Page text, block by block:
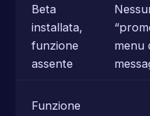
Beta
installata,
funzione
assente
menu
Funzione